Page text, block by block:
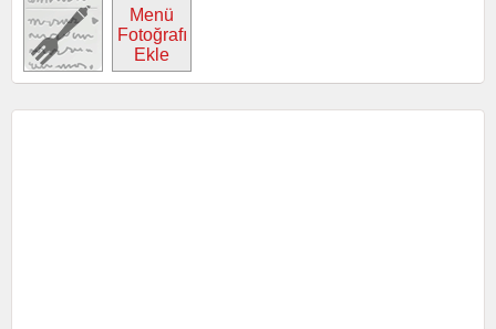
Menü
Fotoğrafı
Ekle